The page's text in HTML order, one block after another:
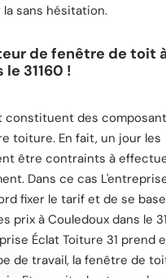
sans hésitation.
de fenêtre de toit
31160 !
constituent des
toiture. En fait, un jour les
être contraints à
Dans ce cas
fixer le tarif et de se
prix à Couledoux dans le
Éclat Toiture 31 prend
de travail, la fenêtre de